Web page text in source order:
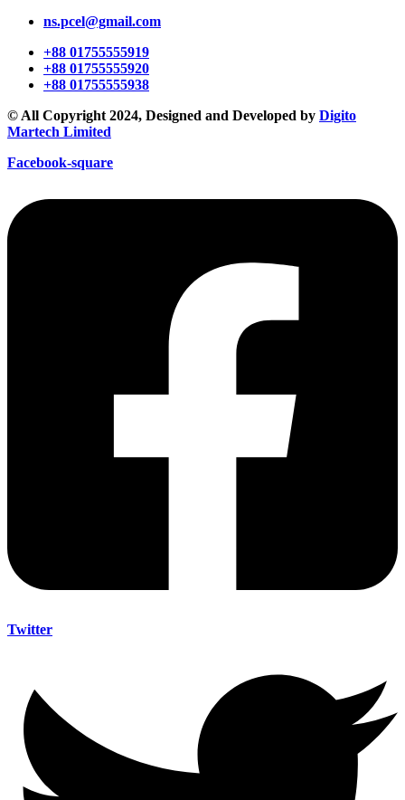
ns.pcel@gmail.com
+88 01755555919
+88 01755555920
+88 01755555938
© All Copyright 2024, Designed and Developed by Digito
Martech Limited
Facebook-square
Twitter